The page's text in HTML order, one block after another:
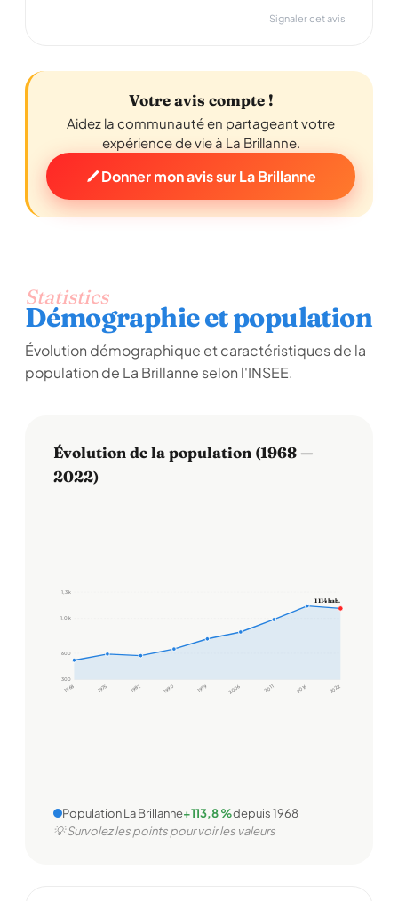
Signaler cet avis
Votre avis compte !
Aidez la communauté en partageant votre
expérience de vie à La Brillanne.
Donner mon avis sur La Brillanne
Statistics
Démographie et population
Évolution démographique et caractéristiques de la
population de La Brillanne selon l'INSEE.
Évolution de la population (1968 —
2022)
300
600
1,0 k
1,3 k
1968 1975 1982 1990 1999 2006 2011 2016 2022
1 114 hab.
Population La Brillanne+113,8 %depuis 1968
💡 Survolez les points pour voir les valeurs